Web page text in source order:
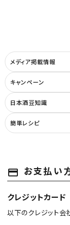
キーワードから
酒質
メディア掲載情報
キャンペーン
日本酒豆知識
簡単レシピ
payment お支払い
クレジットカード
以下のクレジット会